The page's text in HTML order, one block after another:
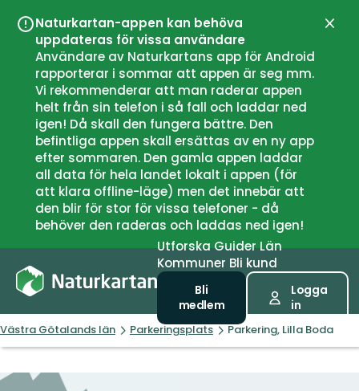
Naturkartan-appen kan behöva
uppdateras för vissa användare
Användare av Naturkartans app för Android
rapporterar i sommar att appen är seg mm.
Vi rekommenderar att man raderar appen
helt från sin telefon i så fall och laddar ned
igen! Då skall den fungera bättre. Den
befintliga appen skall ersättas av en ny app
efter sommaren. Den gamla appen laddar
all data för hela landet lokalt i appen (för
att klara offline-läge) men det innebär att
den blir för stor för vissa telefoner - då
behöver den raderas och laddas ned igen!
UtforskaGuiderLän
Kommuner Bli kund
Bli
medlem
Logga
in
Västra Götalands län Parkeringsplats Parkering, Lilla Boda